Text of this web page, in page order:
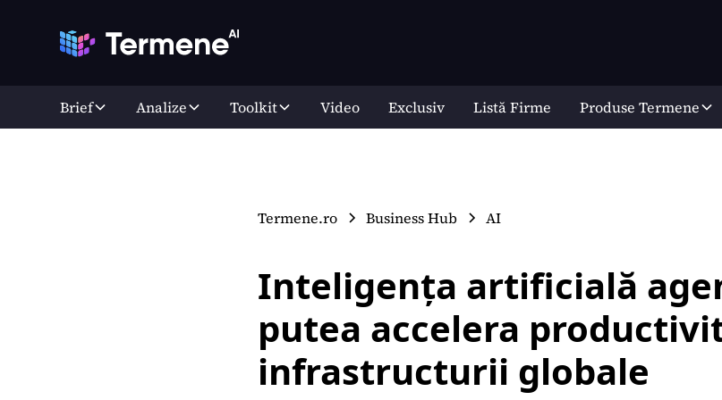
Brief Analize Toolkit Video Exclusiv Listă Firme Produse Termene
Termene.ro Business Hub AI
Inteligența artificială
putea accelera
infrastructurii globale